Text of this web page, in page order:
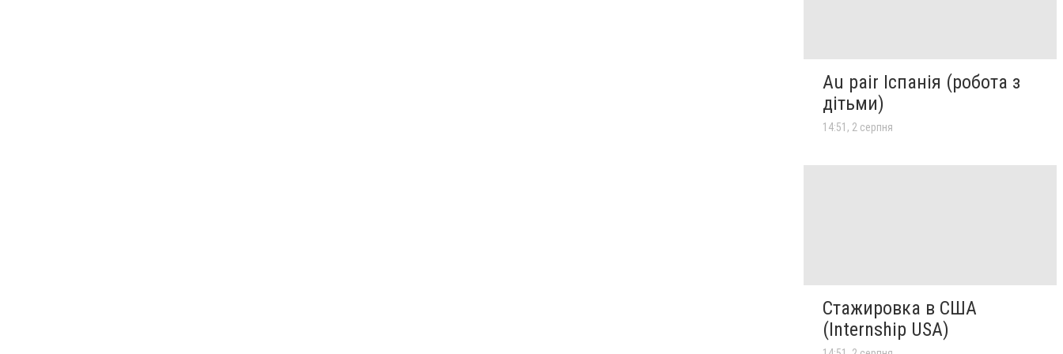
Au pair Іспанія (робота з
дітьми)
14:51, 2 серпня
Стажировка в США
(Internship USA)